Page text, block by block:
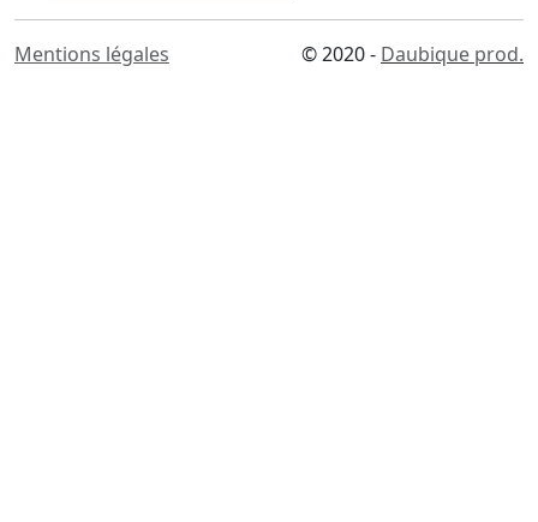
Mentions légales © 2020 - Daubique prod.